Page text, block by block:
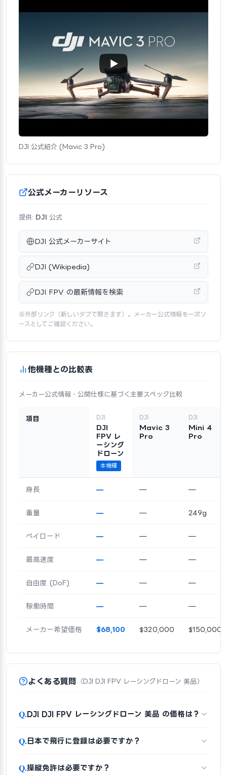
DJI 公式紹介 (Mavic 3 Pro)
公式メーカーリソース
提供: DJI 公式
DJI 公式メーカーサイト
DJI (Wikipedia)
DJI FPV の最新情報を検索
※外部リンク（新しいタブで開きます）。メーカー公式情報を一次ソ
ースとしてご確認ください。
他機種との比較表
メーカー公式情報・公開仕様に基づく主要スペック比較
項目 DJI
DJI
FPV レ
ーシング
ドローン
本機種
DJI
Mavic 3
Pro
DJI
Mini 4
Pro
身長 — — —
重量 — — 249g
ペイロード — — —
最高速度 — — —
自由度 (DoF) — — —
稼働時間 — — —
メーカー希望価格 $68,100 $320,000 $150,000
よくある質問 （DJI DJI FPV レーシングドローン 美品）
Q.DJI DJI FPV レーシングドローン 美品 の価格は？
Q.日本で飛行に登録は必要ですか？
Q.操縦免許は必要ですか？